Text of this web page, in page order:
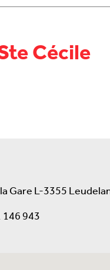
Cécile
Gare L-3355
943